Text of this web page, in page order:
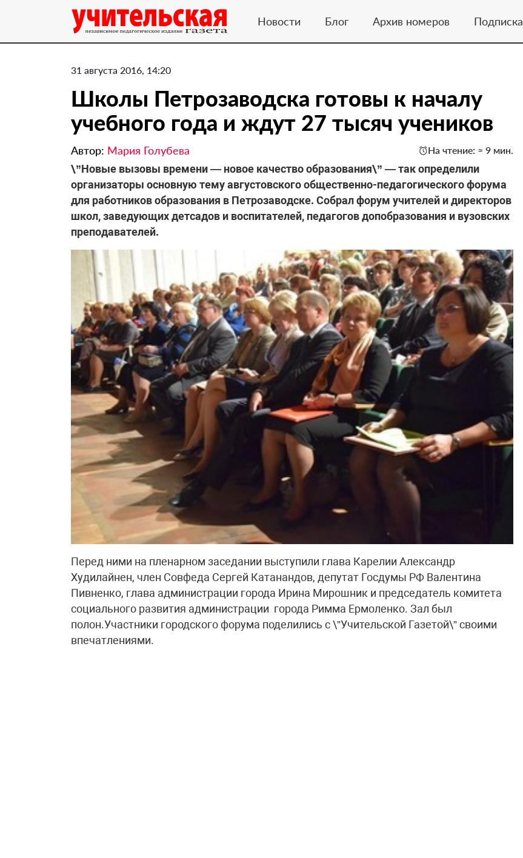
Новости Блог Архив номеров Подписка
31 августа 2016, 14:20
Школы Петрозаводска готовы к началу
учебного года и ждут 27 тысяч учеников
Автор: Мария Голубева На чтение: ≈ 9 мин.
\”Новые вызовы времени — новое качество образования\” — так определили
организаторы основную тему августовского общественно-педагогического форума
для работников образования в Петрозаводске. Собрал форум учителей и директоров
школ, заведующих детсадов и воспитателей, педагогов допобразования и вузовских
преподавателей.
Перед ними на пленарном заседании выступили глава Карелии Александр
Худилайнен, член Совфеда Сергей Катанандов, депутат Госдумы РФ Валентина
Пивненко, глава администрации города Ирина Мирошник и председатель комитета
социального развития администрации города Римма Ермоленко. Зал был
полон.Участники городского форума поделились с \”Учительской Газетой\” своими
впечатлениями.